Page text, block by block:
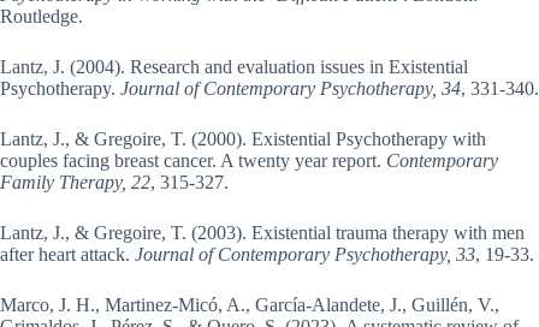
Routledge.
Lantz, J. (2004). Research and evaluation issues in Existential
Psychotherapy. Journal of Contemporary Psychotherapy, 34, 331-340.
Lantz, J., & Gregoire, T. (2000). Existential Psychotherapy with
couples facing breast cancer. A twenty year report. Contemporary
Family Therapy, 22, 315-327.
Lantz, J., & Gregoire, T. (2003). Existential trauma therapy with men
after heart attack. Journal of Contemporary Psychotherapy, 33, 19-33.
Marco, J. H., Martinez‐Micó, A., García‐Alandete, J., Guillén, V.,